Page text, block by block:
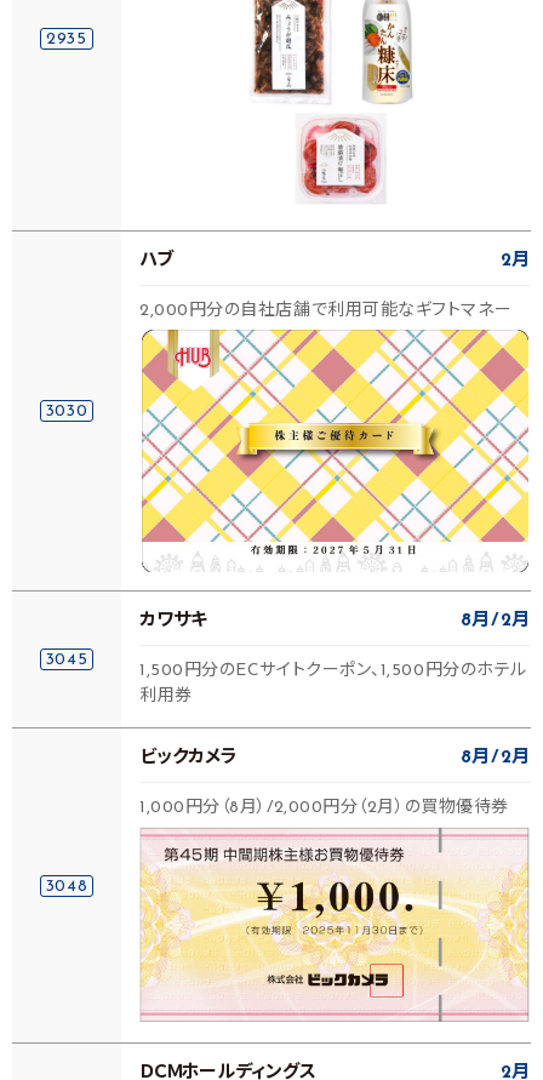
2935
3030
ハブ 2月
2,000円分の自社店舗で利用可能なギフトマネー
3045
カワサキ 8月 2月
1,500円分のECサイトクーポン、1,500円分のホテル
利用券
3048
ビックカメラ 8月 2月
1,000円分（8月）/2,000円分（2月）の買物優待券
ＤＣＭホールディングス 2月